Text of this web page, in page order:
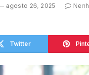
agosto 26, 2025
Twitter